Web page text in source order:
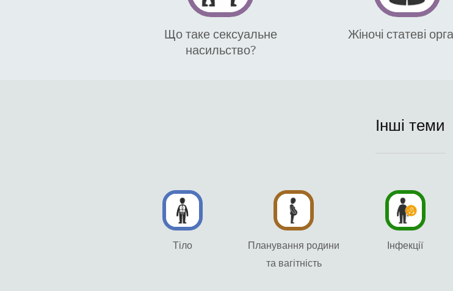
Що таке сексуальне
насильство?
Жіночі статеві
Інші теми
Тіло
Планування родини
та вагітність
Інфекції